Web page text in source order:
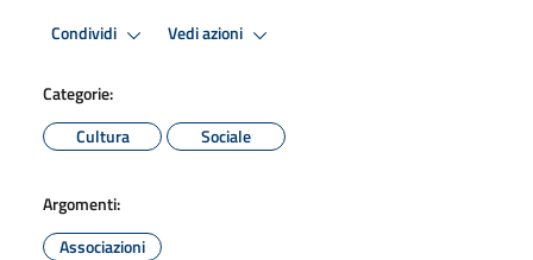
Condividi Vedi azioni
Categorie:
Cultura
Sociale
Argomenti:
Associazioni